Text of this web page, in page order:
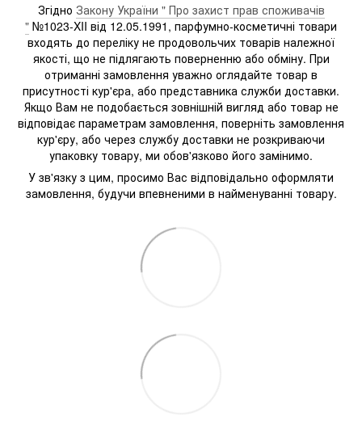
Згідно Закону України " Про захист прав споживачів
" №1023-XII від 12.05.1991, парфумно-косметичні товари
входять до переліку не продовольчих товарів належної
якості, що не підлягають поверненню або обміну. При
отриманні замовлення уважно оглядайте товар в
присутності кур'єра, або представника служби доставки.
Якщо Вам не подобається зовнішній вигляд або товар не
відповідає параметрам замовлення, поверніть замовлення
кур'єру, або через службу доставки не розкриваючи
упаковку товару, ми обов'язково його замінимо.
У зв'язку з цим, просимо Вас відповідально оформляти
замовлення, будучи впевненими в найменуванні товару.